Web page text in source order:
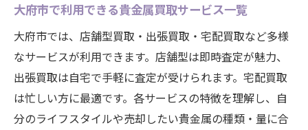
大府市で利用できる貴金属買取サービス一覧
大府市では、店舗型買取・出張買取・宅配買取など多様
なサービスが利用できます。店舗型は即時査定が魅力、
出張買取は自宅で手軽に査定が受けられます。宅配買取
は忙しい方に最適です。各サービスの特徴を理解し、自
分のライフスタイルや売却したい貴金属の種類・量に合